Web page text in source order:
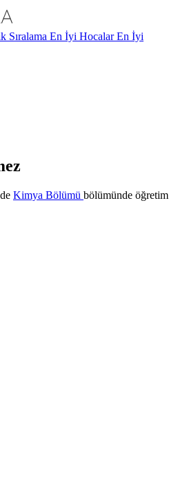
Sıralama En İyi HocalarEn İyi
Kimya Bölümü bölümünde öğretim